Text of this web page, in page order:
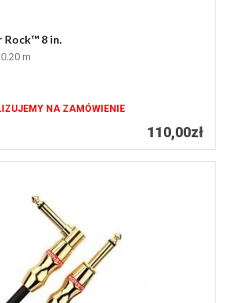
Rock™ 8 in.
m
NA ZAMÓWIENIE
110,00zł